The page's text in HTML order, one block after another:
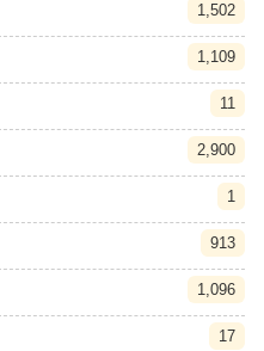
1,502
1,109
11
2,900
1
913
1,096
17